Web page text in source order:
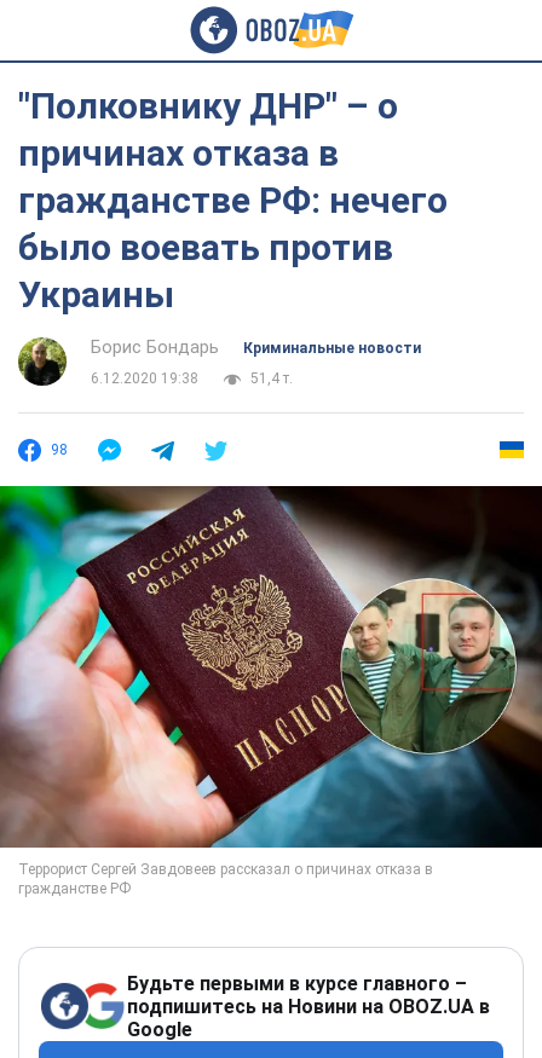
"Полковнику ДНР" – о
причинах отказа в
гражданстве РФ: нечего
было воевать против
Украины
Борис Бондарь
Криминальные новости
6.12.2020 19:38
51,4 т.
98
Будьте первыми в курсе главного –
подпишитесь на Новини на OBOZ.UA в
Google